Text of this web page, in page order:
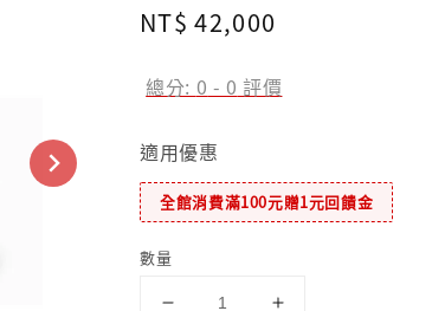
Regular
NT$ 42,000
總分: 0 - 0 評價
適用優惠
全館消費滿100元贈1元回饋金
數量